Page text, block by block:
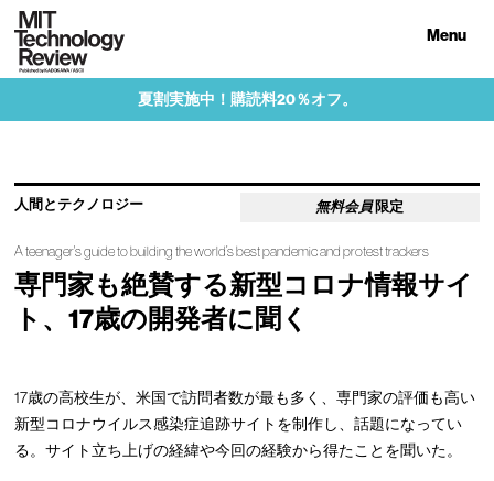
Menu
夏割実施中！購読料20％オフ。
人間とテクノロジー 無料会員 限定
A teenager's guide to building the world’s best pandemic and protest trackers
専門家も絶賛する新型コロナ情報サイ
ト、17歳の開発者に聞く
17歳の高校生が、米国で訪問者数が最も多く、専門家の評価も高い
新型コロナウイルス感染症追跡サイトを制作し、話題になってい
る。サイト立ち上げの経緯や今回の経験から得たことを聞いた。